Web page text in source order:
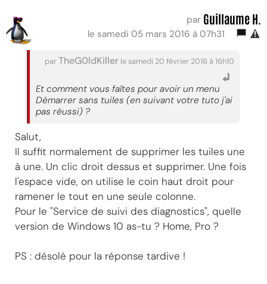
par Guillaume H.
le samedi 05 mars 2016 à 07h31
parTheG0ldKiller le samedi 20 février 2016 à 16h10
Et comment vous faîtes pour avoir un menu
Démarrer sans tuiles (en suivant votre tuto j'ai
pas réussi) ?
Salut,
Il suffit normalement de supprimer les tuiles une
à une. Un clic droit dessus et supprimer. Une fois
l'espace vide, on utilise le coin haut droit pour
ramener le tout en une seule colonne.
Pour le "Service de suivi des diagnostics", quelle
version de Windows 10 as-tu ? Home, Pro ?
PS : désolé pour la réponse tardive !